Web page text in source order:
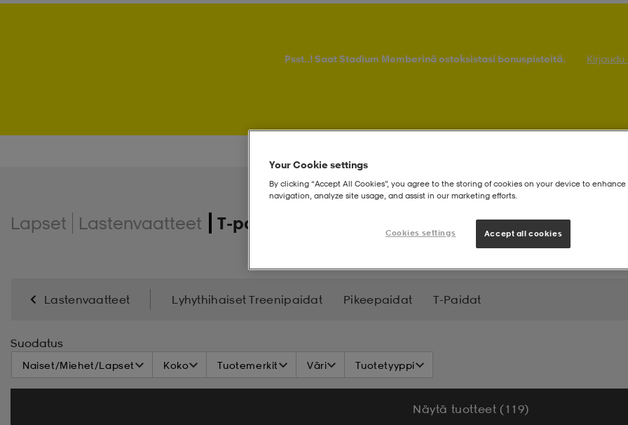
Psst..! Saat Stadium Memberinä ostoksistasi bonuspisteitä. Kirjaudu
Lapset Lastenvaatteet T-paidat & topit
Lastenvaatteet Lyhythihaiset Treenipaidat Pikeepaidat T-Paidat
Suodatus
Naiset/Miehet/Lapset Koko Tuotemerkit Väri Tuotetyyppi
Näytä tuotteet (119)
Your Cookie settings
By clicking “Accept All Cookies”, you agree to the storing of cookies on your device to enhance
navigation, analyze site usage, and assist in our marketing efforts.
Cookies settings Accept all cookies